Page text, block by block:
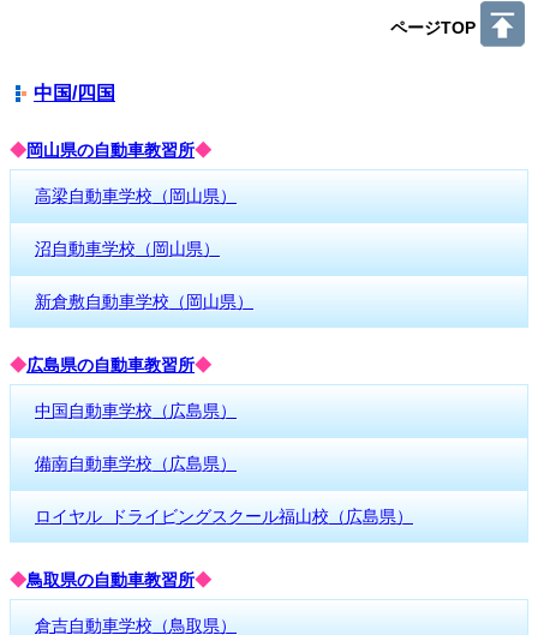
ページTOP
中国/四国
◆岡山県の自動車教習所◆
高梁自動車学校（岡山県）
沼自動車学校（岡山県）
新倉敷自動車学校（岡山県）
◆広島県の自動車教習所◆
中国自動車学校（広島県）
備南自動車学校（広島県）
ロイヤル ドライビングスクール福山校（広島県）
◆鳥取県の自動車教習所◆
倉吉自動車学校（鳥取県）